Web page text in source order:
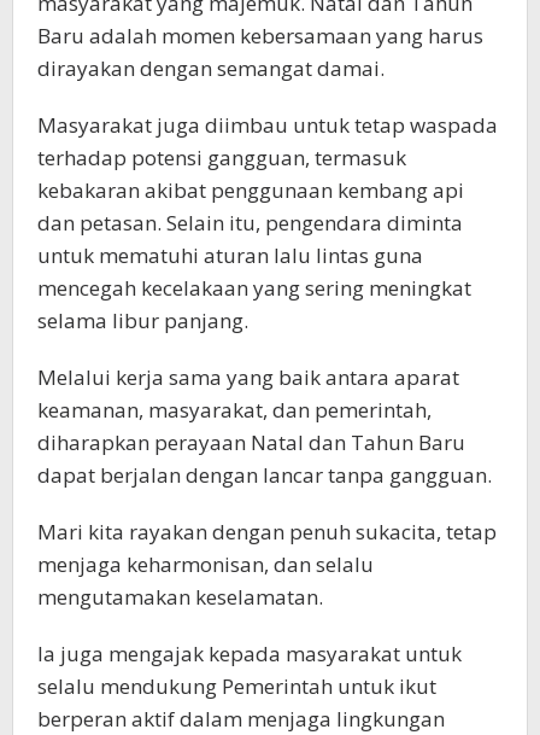
Baru adalah momen kebersamaan yang harus
dirayakan dengan semangat damai.
Masyarakat juga diimbau untuk tetap waspada
terhadap potensi gangguan, termasuk
kebakaran akibat penggunaan kembang api
dan petasan. Selain itu, pengendara diminta
untuk mematuhi aturan lalu lintas guna
mencegah kecelakaan yang sering meningkat
selama libur panjang.
Melalui kerja sama yang baik antara aparat
keamanan, masyarakat, dan pemerintah,
diharapkan perayaan Natal dan Tahun Baru
dapat berjalan dengan lancar tanpa gangguan.
Mari kita rayakan dengan penuh sukacita, tetap
menjaga keharmonisan, dan selalu
mengutamakan keselamatan.
Ia juga mengajak kepada masyarakat untuk
selalu mendukung Pemerintah untuk ikut
berperan aktif dalam menjaga lingkungan